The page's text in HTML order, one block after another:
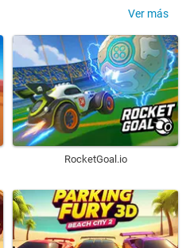
Ver más
RocketGoal.io